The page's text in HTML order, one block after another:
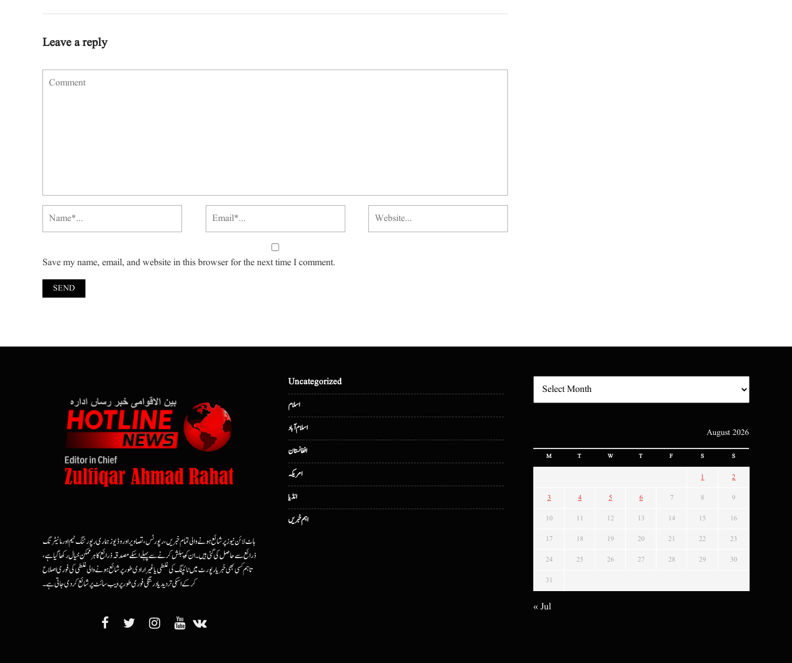
Leave a reply
Save my name, email, and website in this browser for the next time I comment.
ہاٹ لائن نیوز پر شائع ہونے والی تمام خبریں، رپورٹس، تصاویر اور وڈیوز ہماری رپورٹنگ ٹیم اور مانیٹرنگ
ذرائع سے حاصل کی گئی ہیں۔ ان کو پبلش کرنے سے پہلے اسکے مصدقہ ذرائع کا ہرممکن خیال رکھا گیا ہے،
تاہم کسی بھی خبر یا رپورٹ میں ٹائپنگ کی غلطی یا غیرارادی طور پر شائع ہونے والی غلطی کی فوری اصلاح
کرکے اسکی تردید یا درستگی فوری طور پر ویب سائٹ پر شائع کردی جاتی ہے۔
Uncategorized
اسلام
اسلام آباد
افغانستان
امریکہ
انڈیا
اہم خبریں
August 2026
M T W T F S S
1 2
3 4 5 6 7 8 9
10 11 12 13 14 15 16
17 18 19 20 21 22 23
24 25 26 27 28 29 30
31
« Jul